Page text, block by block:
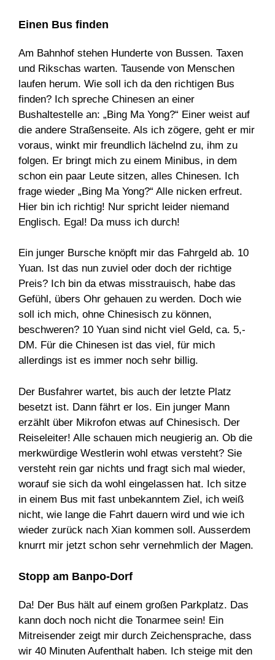
Einen Bus finden
Am Bahnhof stehen Hunderte von Bussen. Taxen
und Rikschas warten. Tausende von Menschen
laufen herum. Wie soll ich da den richtigen Bus
finden? Ich spreche Chinesen an einer
Bushaltestelle an: „Bing Ma Yong?“ Einer weist auf
die andere Straßenseite. Als ich zögere, geht er mir
voraus, winkt mir freundlich lächelnd zu, ihm zu
folgen. Er bringt mich zu einem Minibus, in dem
schon ein paar Leute sitzen, alles Chinesen. Ich
frage wieder „Bing Ma Yong?“ Alle nicken erfreut.
Hier bin ich richtig! Nur spricht leider niemand
Englisch. Egal! Da muss ich durch!
Ein junger Bursche knöpft mir das Fahrgeld ab. 10
Yuan. Ist das nun zuviel oder doch der richtige
Preis? Ich bin da etwas misstrauisch, habe das
Gefühl, übers Ohr gehauen zu werden. Doch wie
soll ich mich, ohne Chinesisch zu können,
beschweren? 10 Yuan sind nicht viel Geld, ca. 5,-
DM. Für die Chinesen ist das viel, für mich
allerdings ist es immer noch sehr billig.
Der Busfahrer wartet, bis auch der letzte Platz
besetzt ist. Dann fährt er los. Ein junger Mann
erzählt über Mikrofon etwas auf Chinesisch. Der
Reiseleiter! Alle schauen mich neugierig an. Ob die
merkwürdige Westlerin wohl etwas versteht? Sie
versteht rein gar nichts und fragt sich mal wieder,
worauf sie sich da wohl eingelassen hat. Ich sitze
in einem Bus mit fast unbekanntem Ziel, ich weiß
nicht, wie lange die Fahrt dauern wird und wie ich
wieder zurück nach Xian kommen soll. Ausserdem
knurrt mir jetzt schon sehr vernehmlich der Magen.
Stopp am Banpo-Dorf
Da! Der Bus hält auf einem großen Parkplatz. Das
kann doch noch nicht die Tonarmee sein! Ein
Mitreisender zeigt mir durch Zeichensprache, dass
wir 40 Minuten Aufenthalt haben. Ich steige mit den